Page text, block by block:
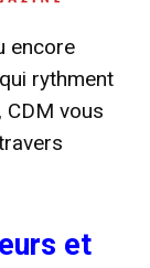
encore
rythment
CDM vous
et